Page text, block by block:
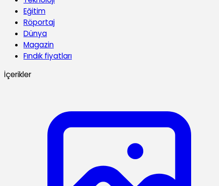
Eğitim
Röportaj
Dünya
Magazin
Fındık fiyatları
İçerikler